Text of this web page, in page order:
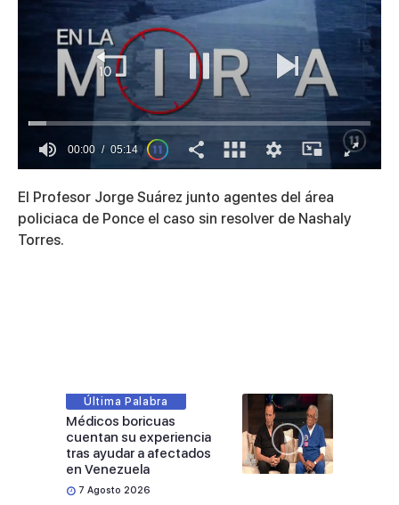
seconds
of
5
minutes,
14
00:01 05:14
El Profesor Jorge Suárez junto agentes del área
policiaca de Ponce el caso sin resolver de Nashaly
Torres.
Última Palabra
Médicos boricuas
cuentan su experiencia
tras ayudar a afectados
en Venezuela
7 Agosto 2026